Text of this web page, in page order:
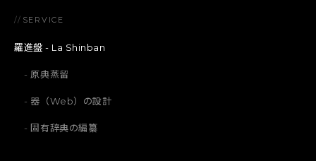
// SERVICE
羅進盤 - La Shinban
原典蒸留
器（Web）の設計
固有辞典の編纂